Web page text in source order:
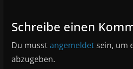
Schreibe einen
Du musstangemeldetsein, um
abzugeben.